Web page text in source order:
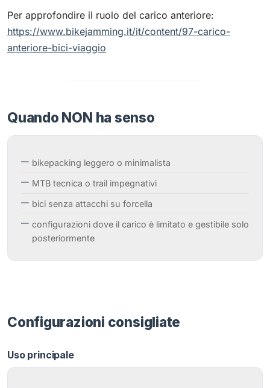
Per approfondire il ruolo del carico anteriore:
https://www.bikejamming.it/it/content/97-carico-
anteriore-bici-viaggio
Quando NON ha senso
bikepacking leggero o minimalista
MTB tecnica o trail impegnativi
bici senza attacchi su forcella
configurazioni dove il carico è limitato e gestibile solo
posteriormente
Configurazioni consigliate
Uso principale